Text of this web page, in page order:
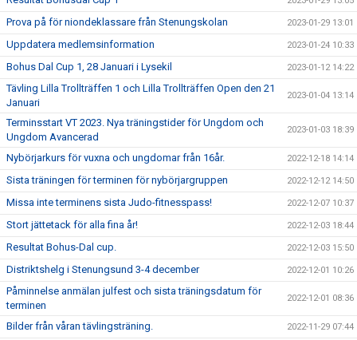
Prova på för niondeklassare från Stenungskolan 2023-01-29 13:01
Uppdatera medlemsinformation 2023-01-24 10:33
Bohus Dal Cup 1, 28 Januari i Lysekil 2023-01-12 14:22
Tävling Lilla Trollträffen 1 och Lilla Trollträffen Open den 21
Januari
2023-01-04 13:14
Terminsstart VT 2023. Nya träningstider för Ungdom och
Ungdom Avancerad
2023-01-03 18:39
Nybörjarkurs för vuxna och ungdomar från 16år. 2022-12-18 14:14
Sista träningen för terminen för nybörjargruppen 2022-12-12 14:50
Missa inte terminens sista Judo-fitnesspass! 2022-12-07 10:37
Stort jättetack för alla fina år! 2022-12-03 18:44
Resultat Bohus-Dal cup. 2022-12-03 15:50
Distriktshelg i Stenungsund 3-4 december 2022-12-01 10:26
Påminnelse anmälan julfest och sista träningsdatum för
terminen
2022-12-01 08:36
Bilder från våran tävlingsträning. 2022-11-29 07:44